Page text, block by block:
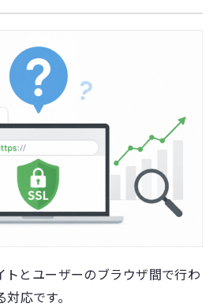
トとユーザーのブラウザ間で行わ
応です。